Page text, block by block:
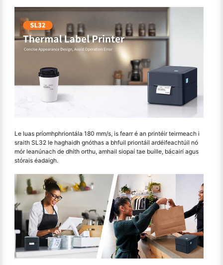
Le luas príomhphriontála 180 mm/s, is fearr é an printéir teirmeach i
sraith SL32 le haghaidh gnóthas a bhfuil priontáil ardéifeachtúil nó
mór leanúnach de dhíth orthu, amhail siopaí tae buille, bácairí agus
stórais éadaigh.